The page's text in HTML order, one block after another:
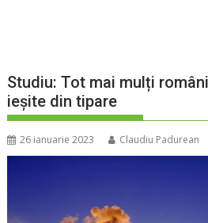
Studiu: Tot mai mulți
ieșite din tipare
26 ianuarie 2023 Claudiu Padurean